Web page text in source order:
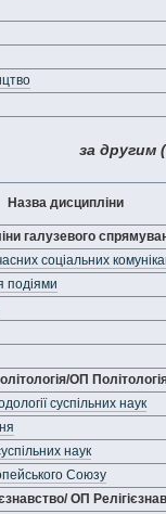
за другим
Назва дисципліни
галузевого
соціальних
подіями
ОП
суспільних наук
наук
Союзу
ОП